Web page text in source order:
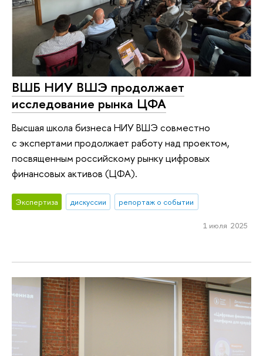
ВШБ НИУ ВШЭ продолжает
исследование рынка ЦФА
Высшая школа бизнеса НИУ ВШЭ совместно
с экспертами продолжает работу над проектом,
посвященным российскому рынку цифровых
финансовых активов (ЦФА).
Экспертиза дискуссии репортаж о событии
1 июля 2025